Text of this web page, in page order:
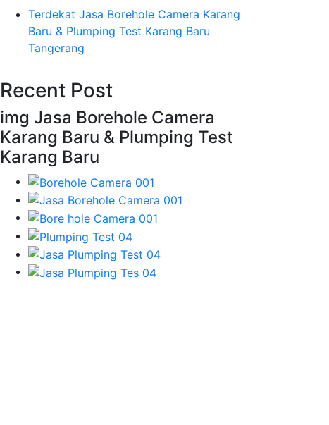
Terdekat Jasa Borehole Camera Karang
Baru & Plumping Test Karang Baru
Tangerang
Recent Post
img Jasa Borehole Camera
Karang Baru & Plumping Test
Karang Baru